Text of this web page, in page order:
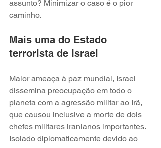
assunto? Minimizar o caso é o pior
caminho.
Mais uma do Estado
terrorista de Israel
Maior ameaça à paz mundial, Israel
dissemina preocupação em todo o
planeta com a agressão militar ao Irã,
que causou inclusive a morte de dois
chefes militares iranianos importantes.
Isolado diplomaticamente devido ao